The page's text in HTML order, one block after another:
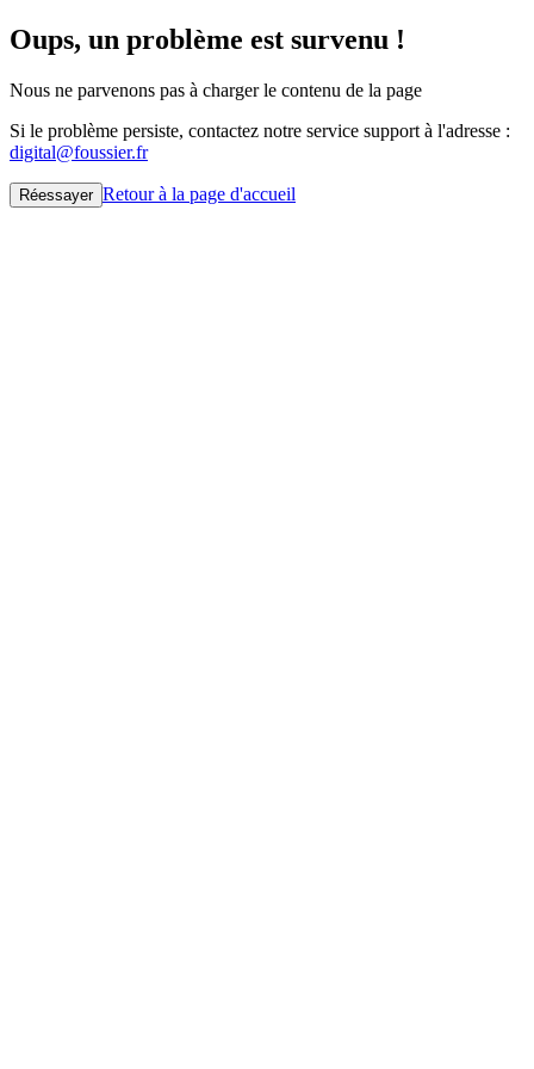
Oups, un problème est survenu !
Nous ne parvenons pas à charger le contenu de la page
Si le problème persiste, contactez notre service support à l'adresse :
digital@foussier.fr
Réessayer Retour à la page d'accueil